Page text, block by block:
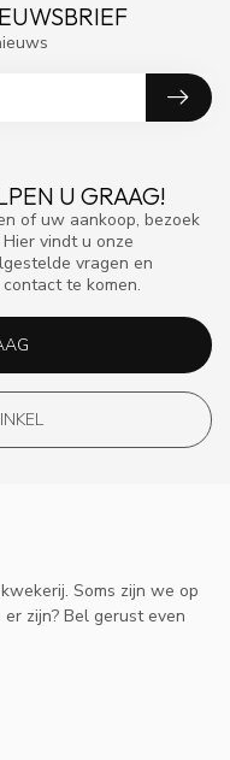
U GRAAG!
of uw aankoop, bezoek
vindt u onze
vragen en
te komen.
Soms zijn we op
zijn? Bel gerust even